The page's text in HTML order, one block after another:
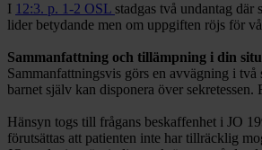
I 12:3. p. 1-2 OSL stadgas två undantag
lider betydande men om uppgiften röjs för
Sammanfattning och tillämpning i din
Sammanfattningsvis görs en avvägning i
barnet själv kan disponera över
Hänsyn togs till frågans beskaffenhet i JO
förutsättas att patienten inte har tillräcklig